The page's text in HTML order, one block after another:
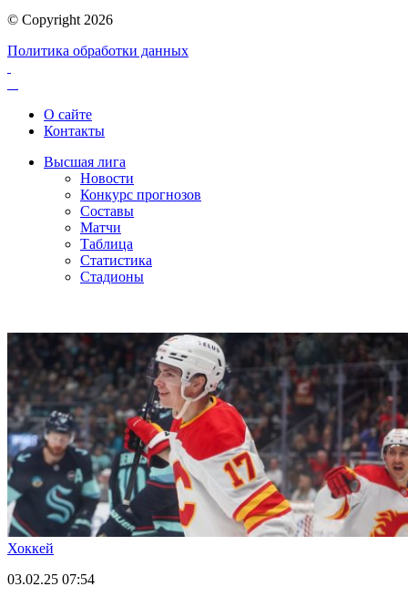
© Copyright 2026
Политика обработки данных
О сайте
Контакты
Высшая лига
Новости
Конкурс прогнозов
Составы
Матчи
Таблица
Статистика
Стадионы
Хоккей
03.02.25 07:54